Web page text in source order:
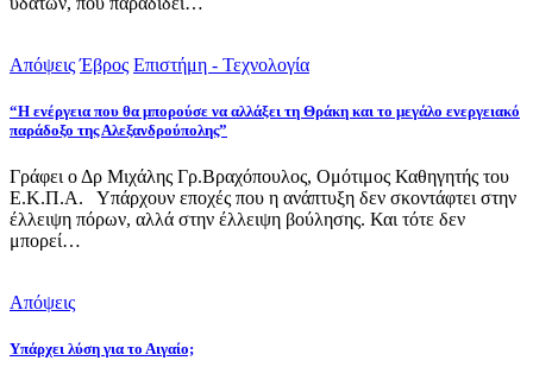
Απόψεις Έβρος Επιστήμη - Τεχνολογία
“Η ενέργεια που θα μπορούσε να αλλάξει τη Θράκη και το μεγάλο ενεργειακό
παράδοξο της Αλεξανδρούπολης”
Γράφει ο Δρ Μιχάλης Γρ.Βραχόπουλος, Ομότιμος Καθηγητής του
Ε.Κ.Π.Α. Υπάρχουν εποχές που η ανάπτυξη δεν σκοντάφτει στην
έλλειψη πόρων, αλλά στην έλλειψη βούλησης. Και τότε δεν
μπορεί…
Απόψεις
Υπάρχει λύση για το Αιγαίο;